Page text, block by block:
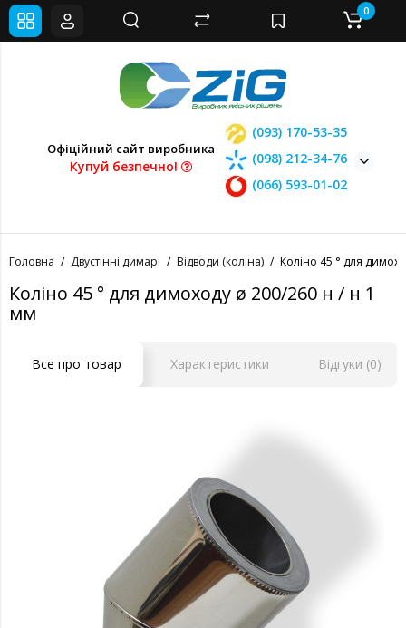
Офіційний сайт виробника
Купуй безпечно!
(093) 170-53-35
(098) 212-34-76
(066) 593-01-02
0
Головна Двустінні димарі Відводи (коліна) Коліно 45 ° для
Коліно 45 ° для димоходу ø 200/260 н / н 1
мм
Все про товар Характеристики Відгуки (0)